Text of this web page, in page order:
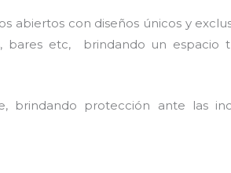
abiertos con diseños únicos y
bares etc, brindando un espacio
brindando protección ante las